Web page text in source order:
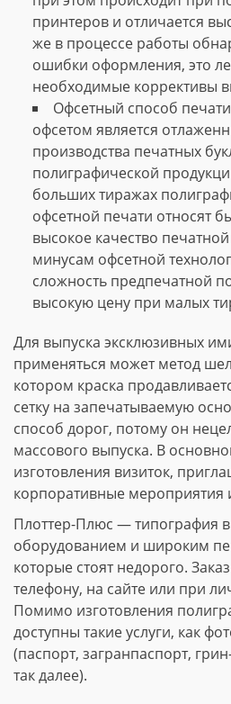
принтеров и отличается
же в процессе работы
ошибки оформления, это
необходимые коррективы
Офсетный способ
офсетом является
производства печатных
полиграфической
больших тиражах
офсетной печати относят
высокое качество
минусам офсетной
сложность предпечатной
высокую цену при малых
Для выпуска эксклюзивных
применяться может метод
котором краска
сетку на запечатываемую
способ дорог, потому он
массового выпуска. В
изготовления визиток,
корпоративные мероприятия
Плоттер-Плюс — типография
оборудованием и широким
которые стоят недорого.
телефону, на сайте или при
Помимо изготовления
доступны такие услуги, как
(паспорт, загранпаспорт,
так далее).